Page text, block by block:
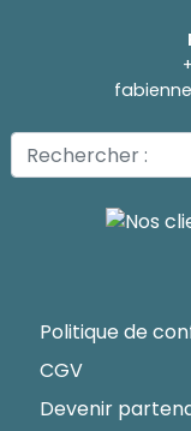
Politique de
CGV
Devenir